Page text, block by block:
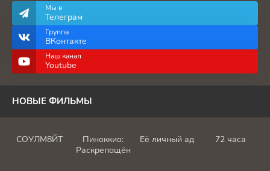
Мы в
Телеграм
Группа
ВКонтакте
Наш канал
Youtube
НОВЫЕ ФИЛЬМЫ
СОУЛМ8ЙТ
Пиноккио:
Раскрепощённый
Её личный ад 72 часа